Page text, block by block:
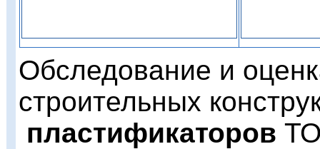
Обследование и
строительных
пластификаторов